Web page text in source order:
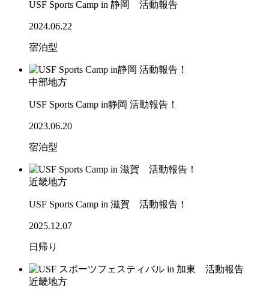
USF Sports Camp in 静岡 活動報告
2024.06.22
宿泊型
中部地方
USF Sports Camp in静岡 活動報告！
2023.06.20
宿泊型
近畿地方
USF Sports Camp in 滋賀 活動報告！
2025.12.07
日帰り
近畿地方